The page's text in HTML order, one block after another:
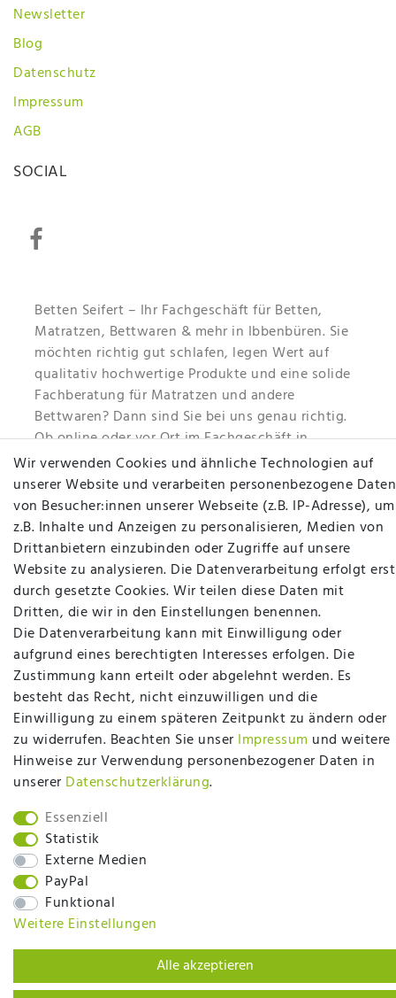
Newsletter
Blog
Datenschutz
Impressum
AGB
SOCIAL
Betten Seifert – Ihr Fachgeschäft für Betten,
Matratzen, Bettwaren & mehr in Ibbenbüren. Sie
möchten richtig gut schlafen, legen Wert auf
qualitativ hochwertige Produkte und eine solide
Fachberatung für Matratzen und andere
Bettwaren? Dann sind Sie bei uns genau richtig.
Ob online oder vor Ort im Fachgeschäft in
Ibbenbüren - wir beraten Sie gerne!
Mehr erfahren
Wir verwenden Cookies und ähnliche Technologien auf
unserer Website und verarbeiten personenbezogene Daten
von Besucher:innen unserer Webseite (z.B. IP-Adresse), um
z.B. Inhalte und Anzeigen zu personalisieren, Medien von
Drittanbietern einzubinden oder Zugriffe auf unsere
Website zu analysieren. Die Datenverarbeitung erfolgt erst
durch gesetzte Cookies. Wir teilen diese Daten mit
Dritten, die wir in den Einstellungen benennen.
Die Datenverarbeitung kann mit Einwilligung oder
aufgrund eines berechtigten Interesses erfolgen. Die
Zustimmung kann erteilt oder abgelehnt werden. Es
besteht das Recht, nicht einzuwilligen und die
Einwilligung zu einem späteren Zeitpunkt zu ändern oder
zu widerrufen. Beachten Sie unser Impressum und weitere
Hinweise zur Verwendung personenbezogener Daten in
unserer Daten­schutz­erklärung.
Essenziell
Statistik
Externe Medien
PayPal
Funktional
Weitere Einstellungen
Alle akzeptieren
plentymarkets Template von Plenty Lions
BACK TO TOP